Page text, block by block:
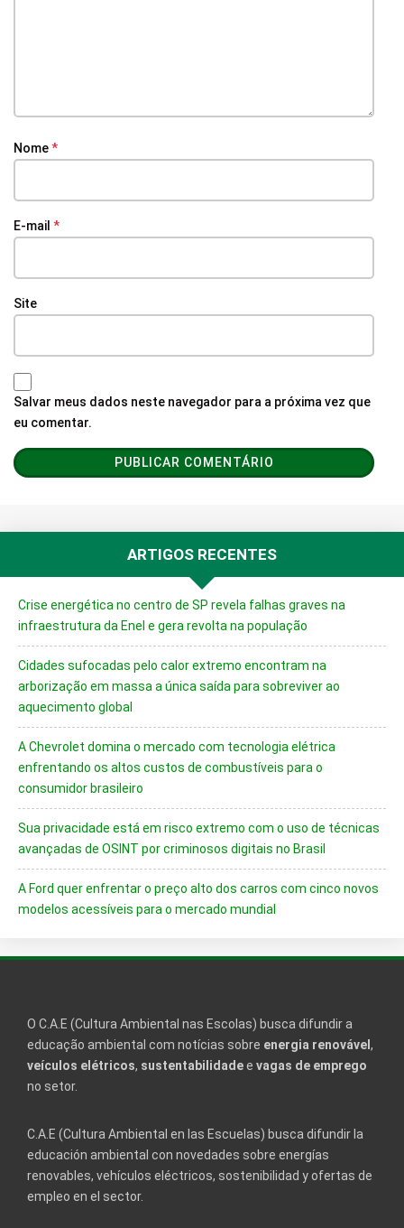
Nome*
E-mail *
Site
Salvar meus dados neste navegador para a próxima vez que
eu comentar.
ARTIGOS RECENTES
Crise energética no centro de SP revela falhas graves na
infraestrutura da Enel e gera revolta na população
Cidades sufocadas pelo calor extremo encontram na
arborização em massa a única saída para sobreviver ao
aquecimento global
A Chevrolet domina o mercado com tecnologia elétrica
enfrentando os altos custos de combustíveis para o
consumidor brasileiro
Sua privacidade está em risco extremo com o uso de técnicas
avançadas de OSINT por criminosos digitais no Brasil
A Ford quer enfrentar o preço alto dos carros com cinco novos
modelos acessíveis para o mercado mundial
O C.A.E (Cultura Ambiental nas Escolas) busca difundir a
educação ambiental com notícias sobre energia renovável,
veículos elétricos, sustentabilidadee vagas de emprego
no setor.
C.A.E (Cultura Ambiental en las Escuelas) busca difundir la
educación ambiental con novedades sobre energías
renovables, vehículos eléctricos, sostenibilidad y ofertas de
empleo en el sector.